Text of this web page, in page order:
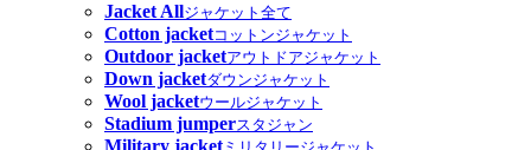
Jacket Allジャケット全て
Cotton jacketコットンジャケット
Outdoor jacketアウトドアジャケット
Down jacketダウンジャケット
Wool jacketウールジャケット
Stadium jumperスタジャン